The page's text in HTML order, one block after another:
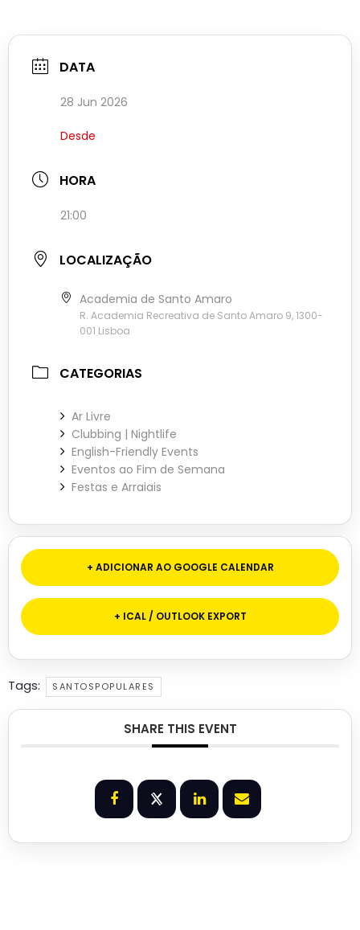
DATA
28 Jun 2026
Desde
HORA
21:00
LOCALIZAÇÃO
Academia de Santo Amaro
R. Academia Recreativa de Santo Amaro 9, 1300-
001 Lisboa
CATEGORIAS
Ar Livre
Clubbing | Nightlife
English-Friendly Events
Eventos ao Fim de Semana
Festas e Arraiais
+ ADICIONAR AO GOOGLE CALENDAR
+ ICAL / OUTLOOK EXPORT
Tags: SANTOSPOPULARES
SHARE THIS EVENT